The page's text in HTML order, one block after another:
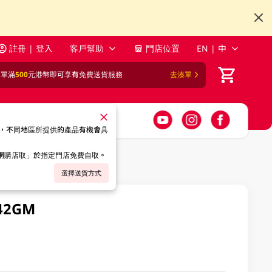
註冊 | 登入 客戶幫助 門店位置 EN | 中
滿500元港幣即可享有免費送貨服務 去湊單
不同地區所提供的產品有機會具
店取」於指定門店免費自取。
選擇送貨方式